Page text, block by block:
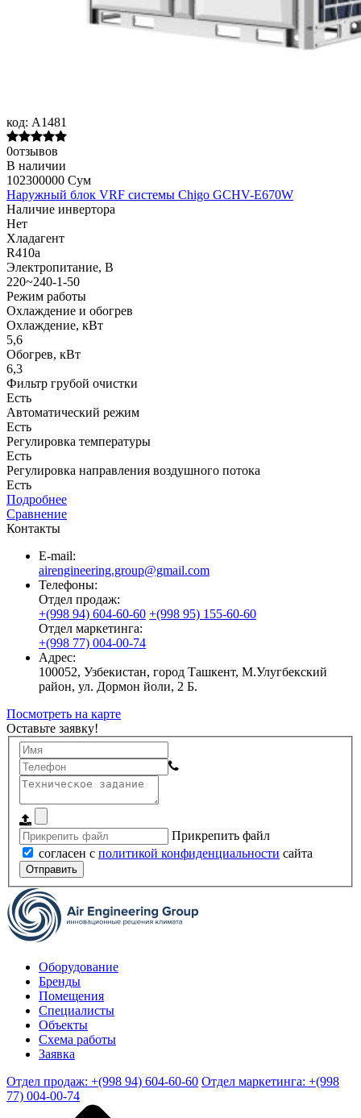
код: A1481
0отзывов
В наличии
102300000 Сум
Наружный блок VRF системы Chigo GCHV-E670W
Наличие инвертора
Нет
Хладагент
R410a
Электропитание, В
220~240-1-50
Режим работы
Охлаждение и обогрев
Охлаждение, кВт
5,6
Обогрев, кВт
6,3
Фильтр грубой очистки
Есть
Автоматический режим
Есть
Регулировка температуры
Есть
Регулировка направления воздушного потока
Есть
Подробнее
Сравнение
Контакты
E-mail:
airengineering.group@gmail.com
Телефоны:
Отдел продаж:
+(998 94) 604-60-60 +(998 95) 155-60-60
Отдел маркетинга:
+(998 77) 004-00-74
Адрес:
100052, Узбекистан, город Ташкент, М.Улугбекский
район, ул. Дормон йоли, 2 Б.
Посмотреть на карте
Оставьте заявку!
Прикрепить файл
согласен с политикой конфиденциальности сайта
Отправить
Оборудование
Бренды
Помещения
Специалисты
Объекты
Схема работы
Заявка
Отдел продаж: +(998 94) 604-60-60 Отдел маркетинга: +(998
77) 004-00-74